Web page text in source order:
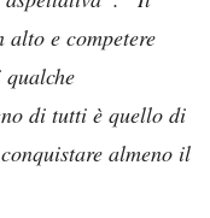
e competere
di tutti è quello di
almeno il